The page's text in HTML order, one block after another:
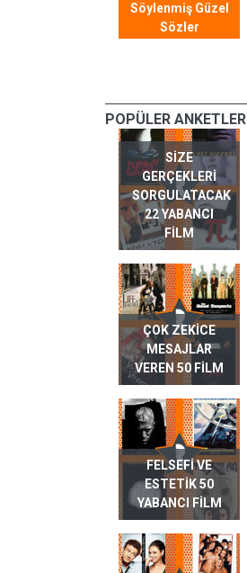
Söylenmiş Güzel
Sözler
POPÜLER ANKETLER
SIZE
GERÇEKLERI
SORGULATACAK
22 YABANCI
FILM
ÇOK ZEKICE
MESAJLAR
VEREN 50 FILM
FELSEFI VE
ESTETIK 50
YABANCI FILM